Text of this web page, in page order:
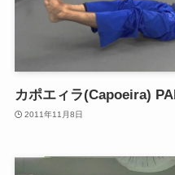
カポエィラ(Capoeira)
2011年11月8日